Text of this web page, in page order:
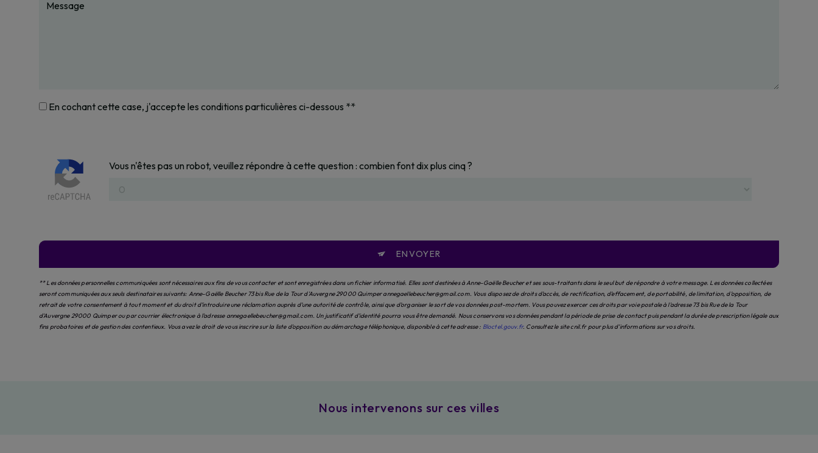
En cochant cette case, j'accepte les conditions particulières ci-dessous **
Vous n'êtes pas un robot, veuillez répondre à cette question : combien font dix plus cinq ?
ENVOYER
** Les données personnelles communiquées sont nécessaires aux fins de vous contacter et sont enregistrées dans un fichier informatisé. Elles sont destinées à Anne-Gaëlle Beucher et ses sous-traitants dans le seul but de répondre à votre message. Les données collectées
seront communiquées aux seuls destinataires suivants: Anne-Gaëlle Beucher 73 bis Rue de la Tour d'Auvergne 29000 Quimper annegaellebeucher@gmail.com. Vous disposez de droits d’accès, de rectification, d’effacement, de portabilité, de limitation, d’opposition, de
retrait de votre consentement à tout moment et du droit d’introduire une réclamation auprès d’une autorité de contrôle, ainsi que d’organiser le sort de vos données post-mortem. Vous pouvez exercer ces droits par voie postale à l'adresse 73 bis Rue de la Tour
d'Auvergne 29000 Quimper ou par courrier électronique à l'adresse annegaellebeucher@gmail.com. Un justificatif d'identité pourra vous être demandé. Nous conservons vos données pendant la période de prise de contact puis pendant la durée de prescription légale aux
fins probatoires et de gestion des contentieux. Vous avez le droit de vous inscrire sur la liste d'opposition au démarchage téléphonique, disponible à cette adresse : Bloctel.gouv.fr. Consultez le site cnil.fr pour plus d’informations sur vos droits.
Nous intervenons sur ces villes